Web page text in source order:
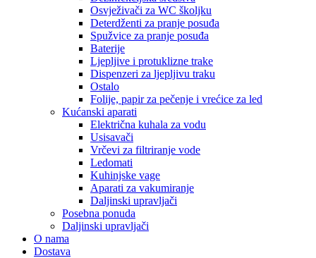
Osvježivači za WC školjku
Deterdženti za pranje posuđa
Spužvice za pranje posuđa
Baterije
Ljepljive i protuklizne trake
Dispenzeri za ljepljivu traku
Ostalo
Folije, papir za pečenje i vrećice za led
Kućanski aparati
Električna kuhala za vodu
Usisavači
Vrčevi za filtriranje vode
Ledomati
Kuhinjske vage
Aparati za vakumiranje
Daljinski upravljači
Posebna ponuda
Daljinski upravljači
O nama
Dostava